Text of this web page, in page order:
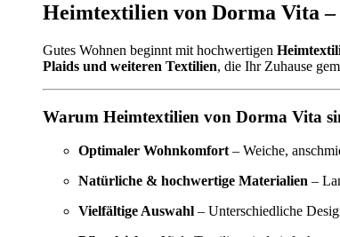
Heimtextilien von Dorma Vita
Gutes Wohnen beginnt mit hochwertigen
Plaids und weiteren Textilien, die Ihr Zuhause
Warum Heimtextilien von Dorma Vita
Optimaler Wohnkomfort – Weiche,
Natürliche & hochwertige Materialien –
Vielfältige Auswahl – Unterschiedliche